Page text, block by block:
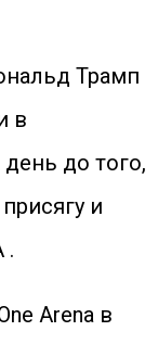
Трамп
в
до того,
и
.
Arena в